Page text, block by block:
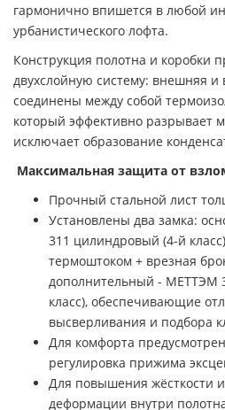
гармонично впишется в любой
урбанистического лофта.
Конструкция полотна и коробки
двухслойную систему: внешняя и
соединены между собой
который эффективно разрывает
исключает образование
Максимальная защита от
Прочный стальной лист
Установлены два замка:
311 цилиндровый (4-й
термоштоком + врезная
дополнительный - МЕТТЭМ
класс), обеспечивающие
высверливания и подбора
Для комфорта
регулировка прижима
Для повышения жёсткости
деформации внутри